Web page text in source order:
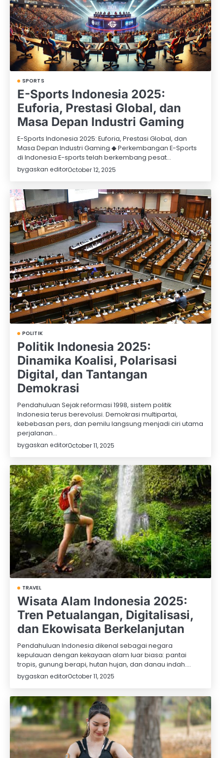
SPORTS
E-Sports Indonesia 2025:
Euforia, Prestasi Global, dan
Masa Depan Industri Gaming
E-Sports Indonesia 2025: Euforia, Prestasi Global, dan
Masa Depan Industri Gaming ◆ Perkembangan E-Sports
di Indonesia E-sports telah berkembang pesat…
bygaskan editorOctober 12, 2025
POLITIK
Politik Indonesia 2025:
Dinamika Koalisi, Polarisasi
Digital, dan Tantangan
Demokrasi
Pendahuluan Sejak reformasi 1998, sistem politik
Indonesia terus berevolusi. Demokrasi multipartai,
kebebasan pers, dan pemilu langsung menjadi ciri utama
perjalanan…
bygaskan editorOctober 11, 2025
TRAVEL
Wisata Alam Indonesia 2025:
Tren Petualangan, Digitalisasi,
dan Ekowisata Berkelanjutan
Pendahuluan Indonesia dikenal sebagai negara
kepulauan dengan kekayaan alam luar biasa: pantai
tropis, gunung berapi, hutan hujan, dan danau indah.…
bygaskan editorOctober 11, 2025